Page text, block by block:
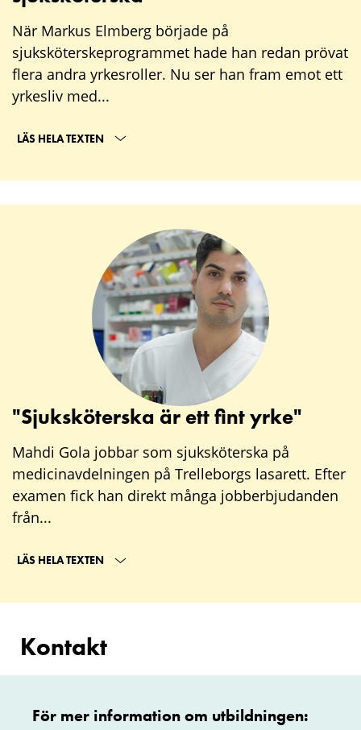
När Markus Elmberg började på
sjuksköterskeprogrammet hade han redan prövat
flera andra yrkesroller. Nu ser han fram emot ett
yrkesliv med...
LÄS HELA TEXTEN
"Sjuksköterska är ett fint yrke"
Mahdi Gola jobbar som sjuksköterska på
medicinavdelningen på Trelleborgs lasarett. Efter
examen fick han direkt många jobberbjudanden
från...
LÄS HELA TEXTEN
Kontakt
För mer information om utbildningen: